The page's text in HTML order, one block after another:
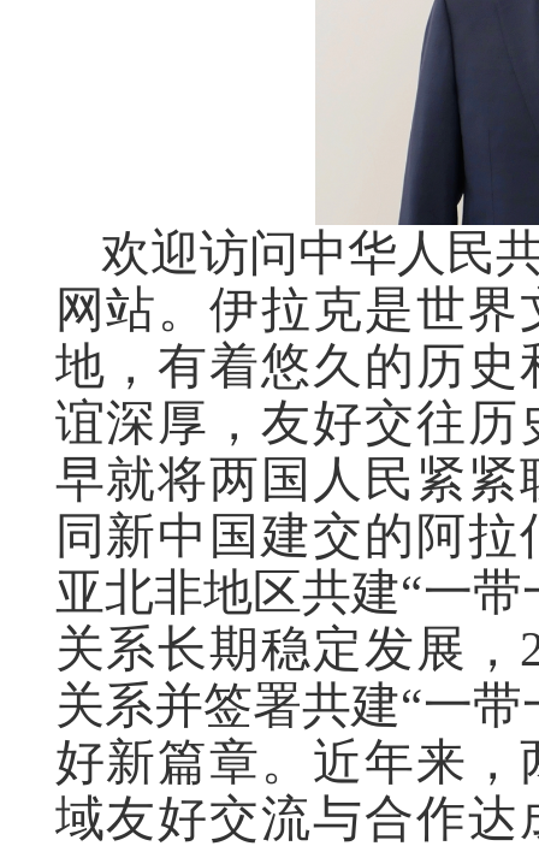
欢迎访问中华人民
网站。伊拉克是世
地，有着悠久的历
谊深厚，友好交往
早就将两国人民紧
同新中国建交的阿
亚北非地区共建“一
关系长期稳定发展，
关系并签署共建“一
好新篇章。近年来
域友好交流与合作